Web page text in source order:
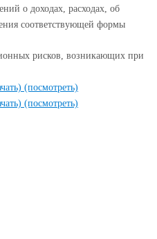
о доходах, расходах, об
соответствующей формы
рисков, возникающих при
(посмотреть)
(посмотреть)